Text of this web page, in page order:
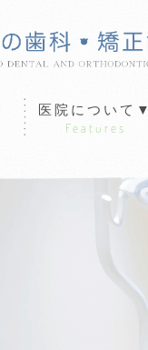
医院について▼
Features